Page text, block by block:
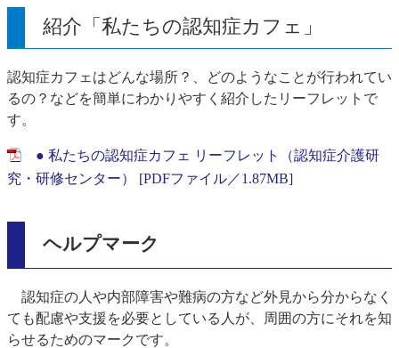
紹介「私たちの認知症カフェ」
認知症カフェはどんな場所？、どのようなことが行われてい
るの？などを簡単にわかりやすく紹介したリーフレットで
す。
● 私たちの認知症カフェ リーフレット（認知症介護研
究・研修センター） [PDFファイル／1.87MB]
ヘルプマーク
認知症の人や内部障害や難病の方など外見から分からなく
ても配慮や支援を必要としている人が、周囲の方にそれを知
らせるためのマークです。